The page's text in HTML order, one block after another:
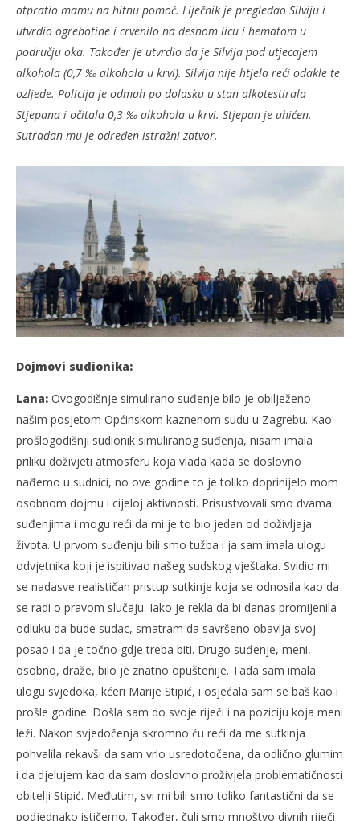
otpratio mamu na hitnu pomoć. Liječnik je pregledao Silviju i
utvrdio ogrebotine i crvenilo na desnom licu i hematom u
području oka. Također je utvrdio da je Silvija pod utjecajem
alkohola (0,7 ‰ alkohola u krvi). Silvija nije htjela reći odakle te
ozljede. Policija je odmah po dolasku u stan alkotestirala
Stjepana i očitala 0,3 ‰ alkohola u krvi. Stjepan je uhićen.
Sutradan mu je određen istražni zatvor.
Dojmovi sudionika:
Lana: Ovogodišnje simulirano suđenje bilo je obilježeno
našim posjetom Općinskom kaznenom sudu u Zagrebu. Kao
prošlogodišnji sudionik simuliranog suđenja, nisam imala
priliku doživjeti atmosferu koja vlada kada se doslovno
nađemo u sudnici, no ove godine to je toliko doprinijelo mom
osobnom dojmu i cijeloj aktivnosti. Prisustvovali smo dvama
suđenjima i mogu reći da mi je to bio jedan od doživljaja
života. U prvom suđenju bili smo tužba i ja sam imala ulogu
odvjetnika koji je ispitivao našeg sudskog vještaka. Svidio mi
se nadasve realističan pristup sutkinje koja se odnosila kao da
se radi o pravom slučaju. Iako je rekla da bi danas promijenila
odluku da bude sudac, smatram da savršeno obavlja svoj
posao i da je točno gdje treba biti. Drugo suđenje, meni,
osobno, draže, bilo je znatno opuštenije. Tada sam imala
ulogu svjedoka, kćeri Marije Stipić, i osjećala sam se baš kao i
prošle godine. Došla sam do svoje riječi i na poziciju koja meni
leži. Nakon svjedočenja skromno ću reći da me sutkinja
pohvalila rekavši da sam vrlo usredotočena, da odlično glumim
i da djelujem kao da sam doslovno proživjela problematičnosti
obitelji Stipić. Međutim, svi mi bili smo toliko fantastični da se
podjednako ističemo. Također, čuli smo mnoštvo divnih riječi